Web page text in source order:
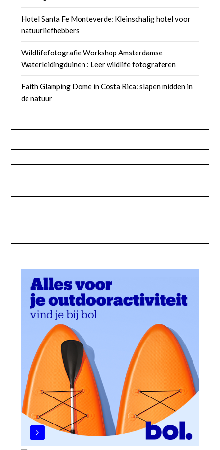
Hotel Santa Fe Monteverde: Kleinschalig hotel voor
natuurliefhebbers
Wildlifefotografie Workshop Amsterdamse
Waterleidingduinen : Leer wildlife fotograferen
Faith Glamping Dome in Costa Rica: slapen midden in
de natuur